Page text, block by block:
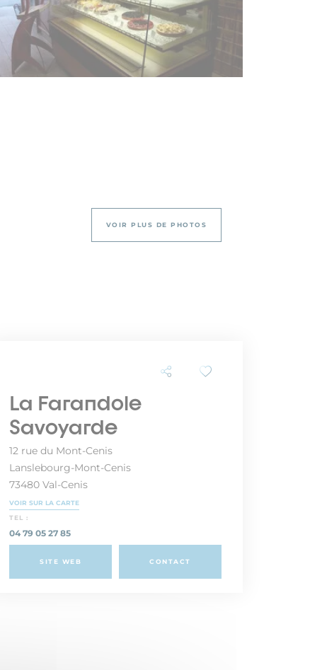
VOIR PLUS DE PHOTOS
La Farandole
Savoyarde
12 rue du Mont-Cenis
Lanslebourg-Mont-Cenis
73480 Val-Cenis
VOIR SUR LA CARTE
TEL :
04 79 05 27 85
SITE WEB CONTACT